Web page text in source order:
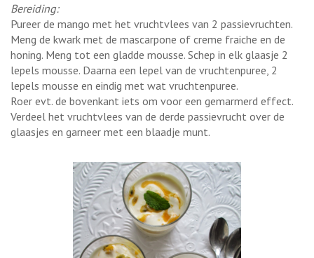
Bereiding:
Pureer de mango met het vruchtvlees van 2 passievruchten.
Meng de kwark met de mascarpone of creme fraiche en de
honing. Meng tot een gladde mousse. Schep in elk glaasje 2
lepels mousse. Daarna een lepel van de vruchtenpuree, 2
lepels mousse en eindig met wat vruchtenpuree.
Roer evt. de bovenkant iets om voor een gemarmerd effect.
Verdeel het vruchtvlees van de derde passievrucht over de
glaasjes en garneer met een blaadje munt.